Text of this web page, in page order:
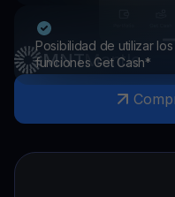
Posibilidad de utilizar
funciones Get Cash*
MNTMantle